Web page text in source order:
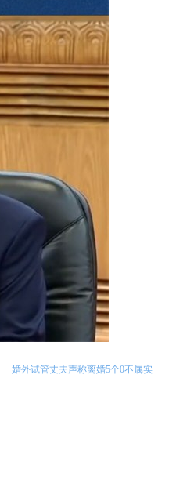
婚外试管丈夫声称离婚5个0不属实